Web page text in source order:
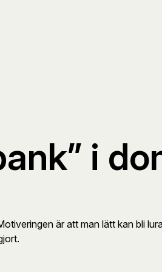
i
är att man lätt kan bli